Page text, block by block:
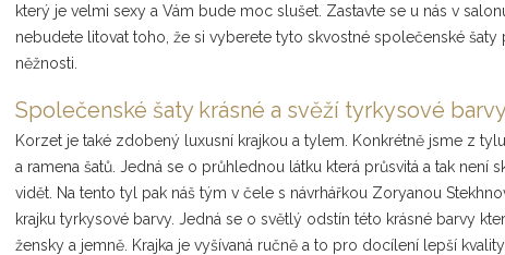
který je velmi sexy a Vám bude moc slušet. Zastavte se u nás v
nebudete litovat toho, že si vyberete tyto skvostné společenské šaty
něžnosti.
Společenské šaty krásné a svěží tyrkysové
Korzet je také zdobený luxusní krajkou a tylem. Konkrétně jsme z
a ramena šatů. Jedná se o průhlednou látku která průsvitá a tak není
vidět. Na tento tyl pak náš tým v čele s návrhářkou Zoryanou
krajku tyrkysové barvy. Jedná se o světlý odstín této krásné barvy
žensky a jemně. Krajka je vyšívaná ručně a to pro docílení lepší